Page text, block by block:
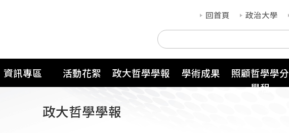
回首頁 政治大學
資訊專區 活動花絮 政大哲學學報 學術成果
照顧哲學學分
學程
政大哲學學報